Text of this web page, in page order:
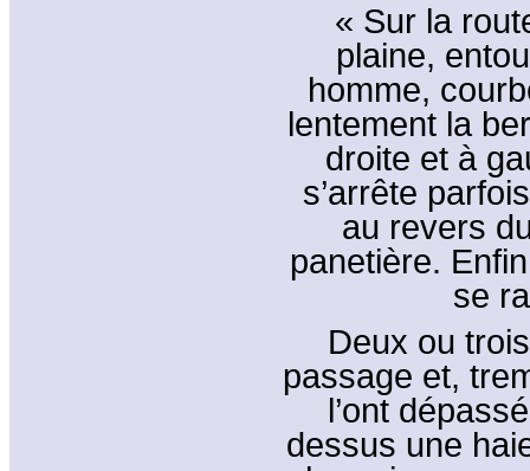
« Sur la
plaine,
homme,
lentement la
droite et à
s’arrête
au revers
panetière.
se
Deux ou
passage et,
l’ont
dessus une